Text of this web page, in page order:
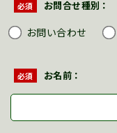
必須 お問合せ種別：
お問い合わせ
必須 お名前：